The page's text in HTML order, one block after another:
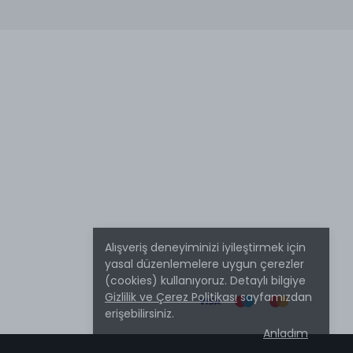
Alışveriş deneyiminizi iyileştirmek için
yasal düzenlemelere uygun çerezler
(cookies) kullanıyoruz. Detaylı bilgiye
Gizlilik ve Çerez Politikasısayfamızdan
erişebilirsiniz.
Anladım